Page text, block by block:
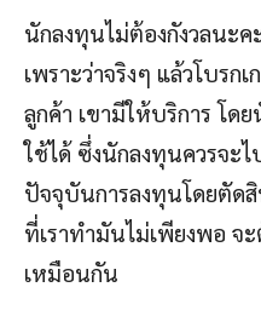
นักลงทุนไม่ต้องกังวลนะ
เพราะว่าจริงๆ แล้วโบรก
ลูกค้า เขามีให้บริการ โด
ใช้ได้ ซึ่งนักลงทุนควรจะ
ปัจจุบันการลงทุนโดยตัด
ที่เราทำมันไม่เพียงพอ จ
เหมือนกัน